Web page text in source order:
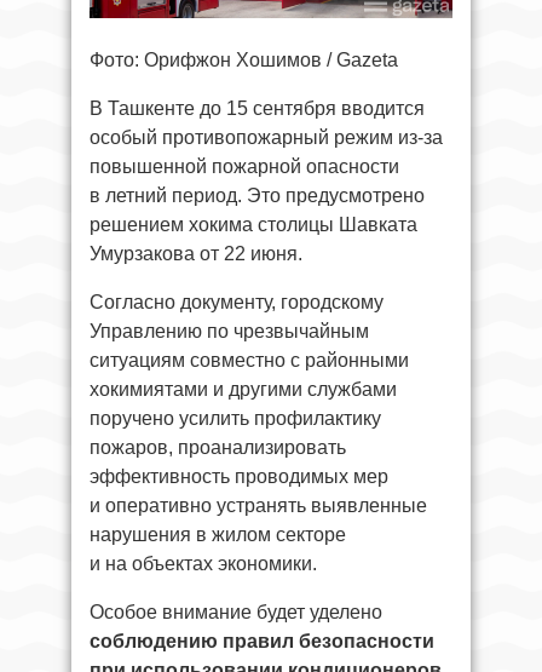
Фото: Орифжон Хошимов / Gazeta
В Ташкенте до 15 сентября вводится
особый противопожарный режим из-за
повышенной пожарной опасности
в летний период. Это предусмотрено
решением хокима столицы Шавката
Умурзакова от 22 июня.
Согласно документу, городскому
Управлению по чрезвычайным
ситуациям совместно с районными
хокимиятами и другими службами
поручено усилить профилактику
пожаров, проанализировать
эффективность проводимых мер
и оперативно устранять выявленные
нарушения в жилом секторе
и на объектах экономики.
Особое внимание будет уделено
соблюдению правил безопасности